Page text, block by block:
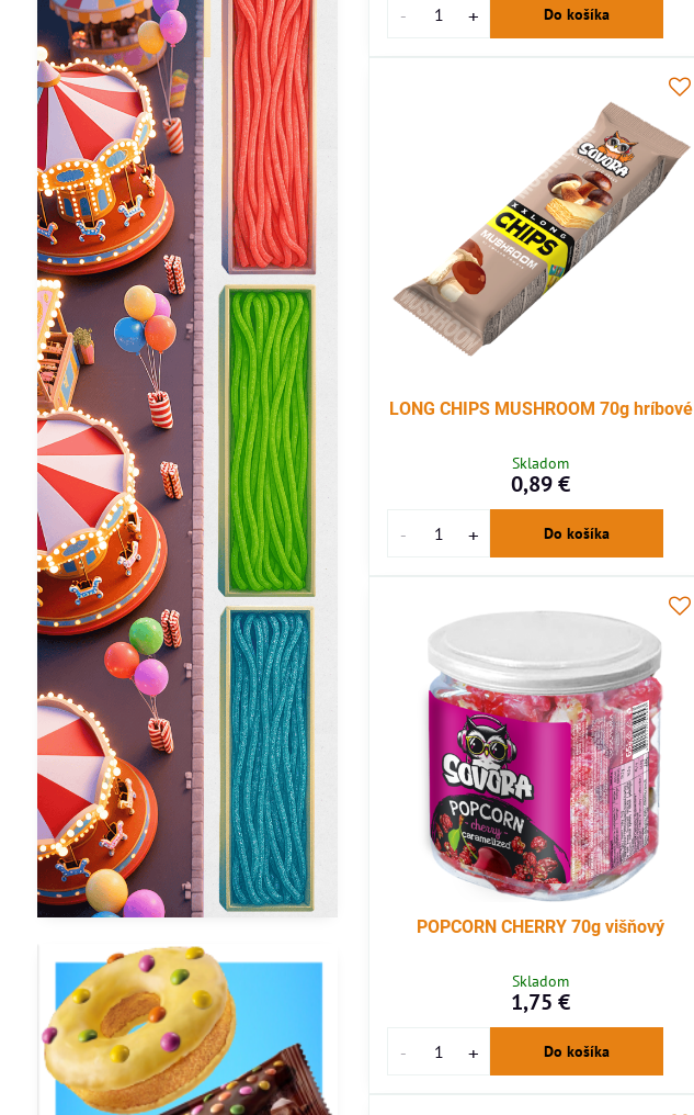
Do košíka
LONG CHIPS MUSHROOM 70g hríbové
Skladom
0,89 €
Do košíka
POPCORN CHERRY 70g višňový
Skladom
1,75 €
Do košíka